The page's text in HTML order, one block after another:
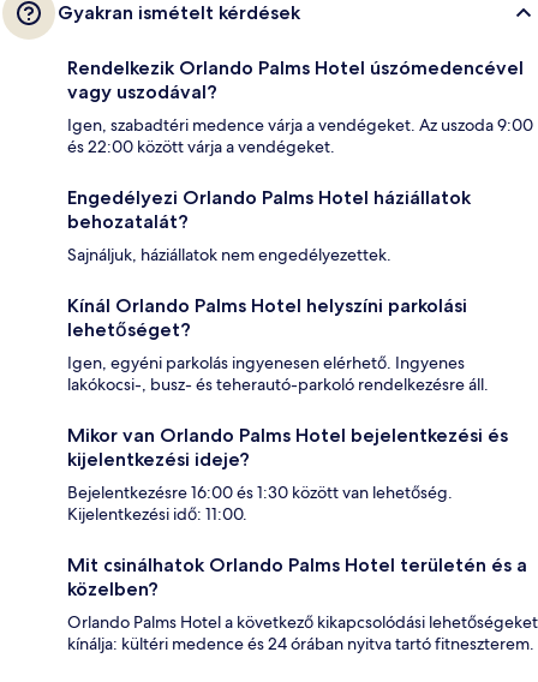
Gyakran ismételt kérdések
Rendelkezik Orlando Palms Hotel úszómedencével
vagy uszodával?
Igen, szabadtéri medence várja a vendégeket. Az uszoda 9:00
és 22:00 között várja a vendégeket.
Engedélyezi Orlando Palms Hotel háziállatok
behozatalát?
Sajnáljuk, háziállatok nem engedélyezettek.
Kínál Orlando Palms Hotel helyszíni parkolási
lehetőséget?
Igen, egyéni parkolás ingyenesen elérhető. Ingyenes
lakókocsi-, busz- és teherautó-parkoló rendelkezésre áll.
Mikor van Orlando Palms Hotel bejelentkezési és
kijelentkezési ideje?
Bejelentkezésre 16:00 és 1:30 között van lehetőség.
Kijelentkezési idő: 11:00.
Mit csinálhatok Orlando Palms Hotel területén és a
közelben?
Orlando Palms Hotel a következő kikapcsolódási lehetőségeket
kínálja: kültéri medence és 24 órában nyitva tartó fitneszterem.